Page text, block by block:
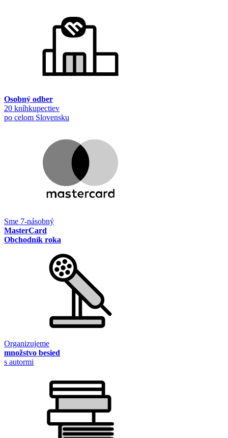
Osobný odber
20 kníhkupectiev
po celom Slovensku
Sme 7-násobný
MasterCard
Obchodník roka
Organizujeme
množstvo besied
s autormi